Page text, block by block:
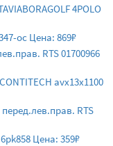
4POLO
oc Цена: 869₽
RTS 01700966
avx13x1100
RTS
Цена: 359₽